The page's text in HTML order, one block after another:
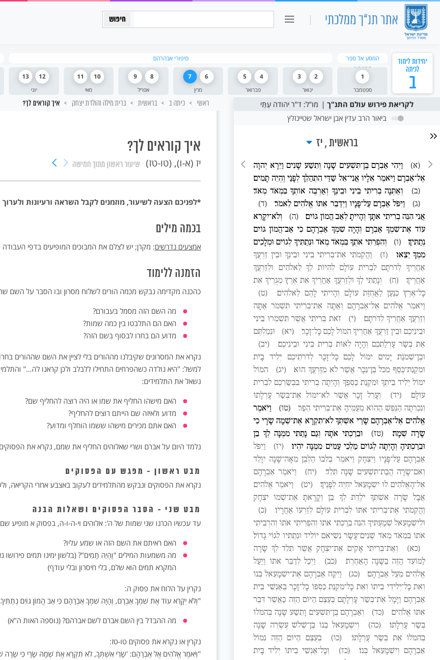
חיפוש:
כיתה ו כיתה יב
יחידות לימוד
לכיתה
ב
סיפורי אבהרהם
המסע אל ספר
הספרים
ספטמבר
1
ינואר
2
3
פברואר
4
5
מרץ
6
7
אפריל
8
9
מאי
10
11
יוני
12
13
לקריאת פירוש עולם התנ"ך
מו"ל: ד"ר יהודה עַתַּי
ביאור הרב עדין אבן ישראל שטיינזלץ
בראשית יז
(א)
וַיְהִי אַבְרָם בֶּן־תִּשְׁעִים שָׁנָה וְתֵשַׁע שָׁנִים וַיֵּרָא יְהוָה
אֶל־אַבְרָם וַיֹּאמֶר אֵלָיו אֲנִי־אֵל שַׁדַּי הִתְהַלֵּךְ לְפָנַי וֶהְיֵה תָמִים׃
(ב)
וְאֶתְּנָה בְרִיתִי בֵּינִי וּבֵינֶךָ וְאַרְבֶּה אוֹתְךָ בִּמְאֹד מְאֹד׃
(ג)
וַיִּפֹּל אַבְרָם עַל־פָּנָיו וַיְדַבֵּר אִתּוֹ אֱלֹהִים לֵאמֹר׃
(ד)
אֲנִי הִנֵּה בְרִיתִי אִתָּךְ וְהָיִיתָ לְאַב הֲמוֹן גּוֹיִם׃
(ה)
וְלֹא־יִקָּרֵא
עוֹד אֶת־שִׁמְךָ אַבְרָם וְהָיָה שִׁמְךָ אַבְרָהָם כִּי אַב־הֲמוֹן גּוֹיִם
נְתַתִּיךָ׃
(ו)
וְהִפְרֵתִי אֹתְךָ בִּמְאֹד מְאֹד וּנְתַתִּיךָ לְגוֹיִם וּמְלָכִים
מִמְּךָ יֵצֵאוּ׃
(ז)
וַהֲקִמֹתִי אֶת־בְּרִיתִי בֵּינִי וּבֵינֶךָ וּבֵין זַרְעֲךָ
אַחֲרֶיךָ לְדֹרֹתָם לִבְרִית עוֹלָם לִהְיוֹת לְךָ לֵאלֹהִים וּלְזַרְעֲךָ
אַחֲרֶיךָ׃
(ח)
וְנָתַתִּי לְךָ וּלְזַרְעֲךָ אַחֲרֶיךָ אֵת אֶרֶץ מְגֻרֶיךָ אֵת
כָּל־אֶרֶץ כְּנַעַן לַאֲחֻזַּת עוֹלָם וְהָיִיתִי לָהֶם לֵאלֹהִים׃
(ט)
וַיֹּאמֶר אֱלֹהִים אֶל־אַבְרָהָם וְאַתָּה אֶת־בְּרִיתִי תִשְׁמֹר אַתָּה
וְזַרְעֲךָ אַחֲרֶיךָ לְדֹרֹתָם׃
(י)
זֹאת בְּרִיתִי אֲשֶׁר תִּשְׁמְרוּ בֵּינִי
וּבֵינֵיכֶם וּבֵין זַרְעֲךָ אַחֲרֶיךָ הִמּוֹל לָכֶם כָּל־זָכָר׃
(יא)
וּנְמַלְתֶּם
אֵת בְּשַׂר עָרְלַתְכֶם וְהָיָה לְאוֹת בְּרִית בֵּינִי וּבֵינֵיכֶם׃
(יב)
וּבֶן־שְׁמֹנַת יָמִים יִמּוֹל לָכֶם כָּל־זָכָר לְדֹרֹתֵיכֶם יְלִיד בָּיִת
וּמִקְנַת־כֶּסֶף מִכֹּל בֶּן־נֵכָר אֲשֶׁר לֹא מִזַּרְעֲךָ הוּא׃
(יג)
הִמּוֹל
יִמּוֹל יְלִיד בֵּיתְךָ וּמִקְנַת כַּסְפֶּךָ וְהָיְתָה בְרִיתִי בִּבְשַׂרְכֶם לִבְרִית
עוֹלָם׃
(יד)
וְעָרֵל זָכָר אֲשֶׁר לֹא־יִמּוֹל אֶת־בְּשַׂר עָרְלָתוֹ
וְנִכְרְתָה הַנֶּפֶשׁ הַהִוא מֵעַמֶּיהָ אֶת־בְּרִיתִי הֵפַר׃
(טו)
וַיֹּאמֶר
אֱלֹהִים אֶל־אַבְרָהָם שָׂרַי אִשְׁתְּךָ לֹא־תִקְרָא אֶת־שְׁמָהּ שָׂרָי כִּי
שָׂרָה שְׁמָהּ׃
(טז)
וּבֵרַכְתִּי אֹתָהּ וְגַם נָתַתִּי מִמֶּנָּה לְךָ בֵּן
וּבֵרַכְתִּיהָ וְהָיְתָה לְגוֹיִם מַלְכֵי עַמִּים מִמֶּנָּה יִהְיוּ׃
(יז)
וַיִּפֹּל
אַבְרָהָם עַל־פָּנָיו וַיִּצְחָק וַיֹּאמֶר בְּלִבּוֹ הַלְּבֶן מֵאָה־שָׁנָה יִוָּלֵד
וְאִם־שָׂרָה הֲבַת־תִּשְׁעִים שָׁנָה תֵּלֵד׃
(יח)
וַיֹּאמֶר אַבְרָהָם
אֶל־הָאֱלֹהִים לוּ יִשְׁמָעֵאל יִחְיֶה לְפָנֶיךָ׃
(יט)
וַיֹּאמֶר אֱלֹהִים
אֲבָל שָׂרָה אִשְׁתְּךָ יֹלֶדֶת לְךָ בֵּן וְקָרָאתָ אֶת־שְׁמוֹ יִצְחָק
וַהֲקִמֹתִי אֶת־בְּרִיתִי אִתּוֹ לִבְרִית עוֹלָם לְזַרְעוֹ אַחֲרָיו׃
(כ)
וּלְיִשְׁמָעֵאל שְׁמַעְתִּיךָ הִנֵּה בֵּרַכְתִּי אֹתוֹ וְהִפְרֵיתִי אֹתוֹ וְהִרְבֵּיתִי
אֹתוֹ בִּמְאֹד מְאֹד שְׁנֵים־עָשָׂר נְשִׂיאִם יוֹלִיד וּנְתַתִּיו לְגוֹי גָּדוֹל׃
(כא)
וְאֶת־בְּרִיתִי אָקִים אֶת־יִצְחָק אֲשֶׁר תֵּלֵד לְךָ שָׂרָה
לַמּוֹעֵד הַזֶּה בַּשָּׁנָה הָאַחֶרֶת׃
(כב)
וַיְכַל לְדַבֵּר אִתּוֹ וַיַּעַל
אֱלֹהִים מֵעַל אַבְרָהָם׃
(כג)
וַיִּקַּח אַבְרָהָם אֶת־יִשְׁמָעֵאל בְּנוֹ
וְאֵת כָּל־יְלִידֵי בֵיתוֹ וְאֵת כָּל־מִקְנַת כַּסְפּוֹ כָּל־זָכָר בְּאַנְשֵׁי בֵּית
אַבְרָהָם וַיָּמָל אֶת־בְּשַׂר עָרְלָתָם בְּעֶצֶם הַיּוֹם הַזֶּה כַּאֲשֶׁר דִּבֶּר
אִתּוֹ אֱלֹהִים׃
(כד)
וְאַבְרָהָם בֶּן־תִּשְׁעִים וָתֵשַׁע שָׁנָה בְּהִמֹּלוֹ
בְּשַׂר עָרְלָתוֹ׃
(כה)
וְיִשְׁמָעֵאל בְּנוֹ בֶּן־שְׁלֹשׁ עֶשְׂרֵה שָׁנָה
בְּהִמֹּלוֹ אֵת בְּשַׂר עָרְלָתוֹ׃
(כו)
בְּעֶצֶם הַיּוֹם הַזֶּה נִמּוֹל
אַבְרָהָם וְיִשְׁמָעֵאל בְּנוֹ׃
(כז)
וְכָל־אַנְשֵׁי בֵיתוֹ יְלִיד בָּיִת
ראשי כיתה ב בראשית ברית מילה והולדת יצחק איך קוראים לך?
איך קוראים לך?
יז (א-ו), (טו-טז) שיעור ראשון מתוך חמישה
*לפניכם הצעה לשיעור, מוזמנים לקבל השראה ורעיונות
בכמה מילים
אמצעים נדרשים: מקרן; יש לצלם את המבוכים המופיעים בדפי
הזמנה ללימוד
כהכנה מקדימה נבקש מכמה הורים לשלוח מסרון ובו הסבר על השם
מה השם הזה מסמל בעבורם?
האם הם התלבטו בין כמה שמות?
מדוע הם בחרו לבסוף בשם הזה?
נקרא את המסרונים שקיבלנו מההורים בלי לציין את השם שההורים
למשל: "היא נולדה כשהפרחים התחילו ללבלב ולכן קראנו לה…"
נשאל את התלמידים:
האם מישהו החליף את שמו או היה רוצה להחליף שם?
מדוע ולאיזה שם הייתם רוצים להחליף?
האם אתם מכירים מישהו ששמו הוחלף ומדוע?
נלמד היום על אברם ושרי שאלוהים החליף את שמם, נקרא את
מבט ראשון - מפגש עם הפסוקים
נקרא את הפסוקים ונבקש מהתלמידים לעקוב באצבע אחרי הקריאה,
מבט שני - הסבר הפסוקים ושאלות הבנה
עד עכשיו הכרנו שני שמות של ה': אלוהים וי-ה-ו-ה, בפסוק א מופיע
האם ראיתם את השם הזה או שמע עליו?
מה משמעות המילים "וֶהְיֵה תָמִים"? (בלשון ימינו תמים פירושו
המקרא תמים הוא שלם, בלי חיסרון ובלי עודף)
נקרין על הלוח את פסוק ה:
"וְלֹא יִקָּרֵא עוֹד אֶת שִׁמְךָ אַבְרָם, וְהָיָה שִׁמְךָ אַבְרָהָם כִּי אַב הֲמוֹן גּוֹיִם
מה ההבדל בין השם אברם לשם אברהם? (נוספה האות ה"א)
נקרין או נקרא את פסוקים טו-טז:
"וַיֹּאמֶר אֱלֹהִים אֶל אַבְרָהָם: 'שָׂרַי אִשְׁתְּךָ, לֹא תִקְרָא אֶת שְׁמָהּ שָׂרָי כִּי שָׂרָה